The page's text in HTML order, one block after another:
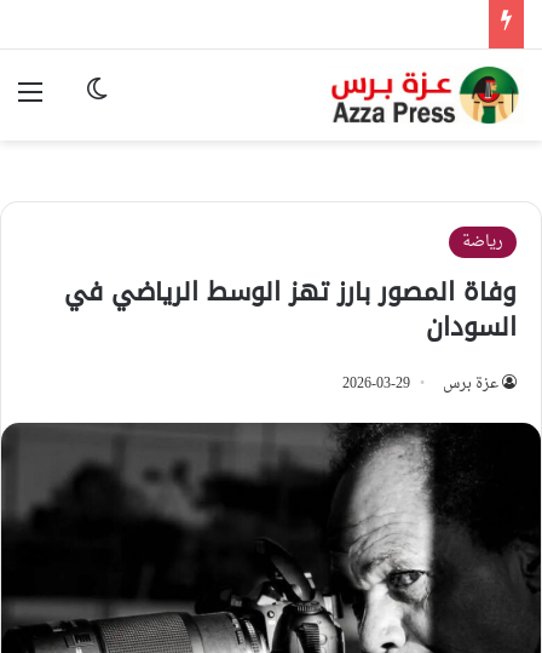
الوضع
رياضة
وفاة المصور بارز تهز الوسط الرياضي في
السودان
عزة برس 2026-03-29